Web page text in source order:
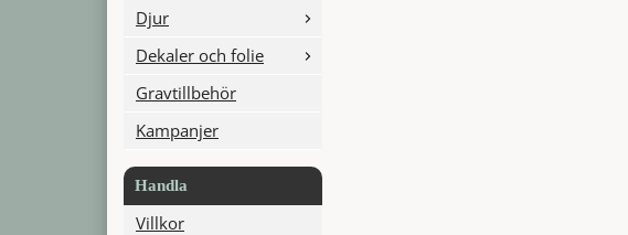
Djur
Dekaler och folie
Gravtillbehör
Kampanjer
Handla
Villkor